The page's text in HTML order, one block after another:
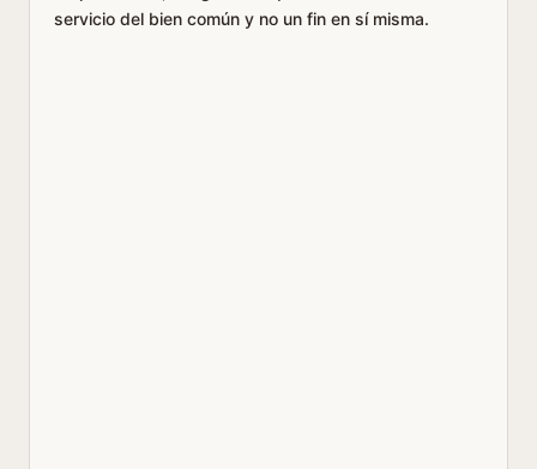
servicio del bien común y no un fin en sí misma.